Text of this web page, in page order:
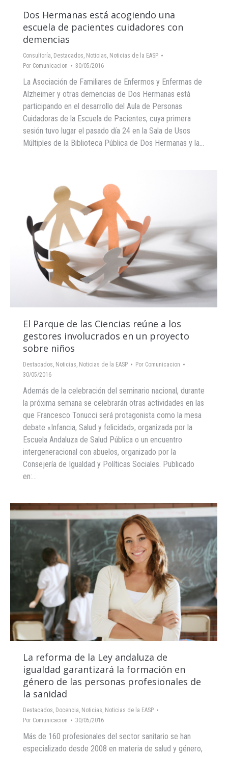
Dos Hermanas está acogiendo una
escuela de pacientes cuidadores con
demencias
Consultoría, Destacados, Noticias, Noticias de la EASP
Por Comunicacion 30/05/2016
La Asociación de Familiares de Enfermos y Enfermas de
Alzheimer y otras demencias de Dos Hermanas está
participando en el desarrollo del Aula de Personas
Cuidadoras de la Escuela de Pacientes, cuya primera
sesión tuvo lugar el pasado día 24 en la Sala de Usos
Múltiples de la Biblioteca Pública de Dos Hermanas y la…
El Parque de las Ciencias reúne a los
gestores involucrados en un proyecto
sobre niños
Destacados, Noticias, Noticias de la EASP Por Comunicacion
30/05/2016
Además de la celebración del seminario nacional, durante
la próxima semana se celebrarán otras actividades en las
que Francesco Tonucci será protagonista como la mesa
debate «Infancia, Salud y felicidad», organizada por la
Escuela Andaluza de Salud Pública o un encuentro
intergeneracional con abuelos, organizado por la
Consejería de Igualdad y Políticas Sociales. Publicado
en:…
La reforma de la Ley andaluza de
igualdad garantizará la formación en
género de las personas profesionales de
la sanidad
Destacados, Docencia, Noticias, Noticias de la EASP
Por Comunicacion 30/05/2016
Más de 160 profesionales del sector sanitario se han
especializado desde 2008 en materia de salud y género,